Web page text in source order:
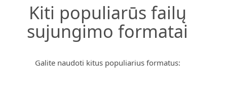
Kiti populiarūs failų
sujungimo formatai
Galite naudoti kitus populiarius formatus: